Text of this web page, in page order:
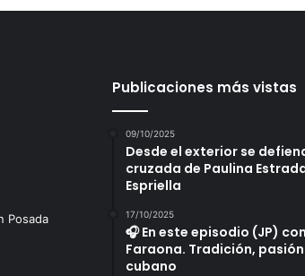
Publicaciones más vistas
09/10/2025
Desde el exterior se
cruzada de Paulina
Espriella
17/10/2025
🎧 En este episodio (JP)
Faraona. Tradición,
cubano